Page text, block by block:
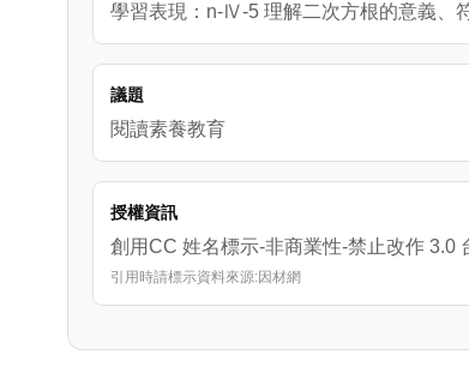
學習表現：n-Ⅳ-5 理解二次方根的意義、
議題
閱讀素養教育
授權資訊
創用CC 姓名標示-非商業性-禁止改作 3.0
引用時請標示資料來源:因材網